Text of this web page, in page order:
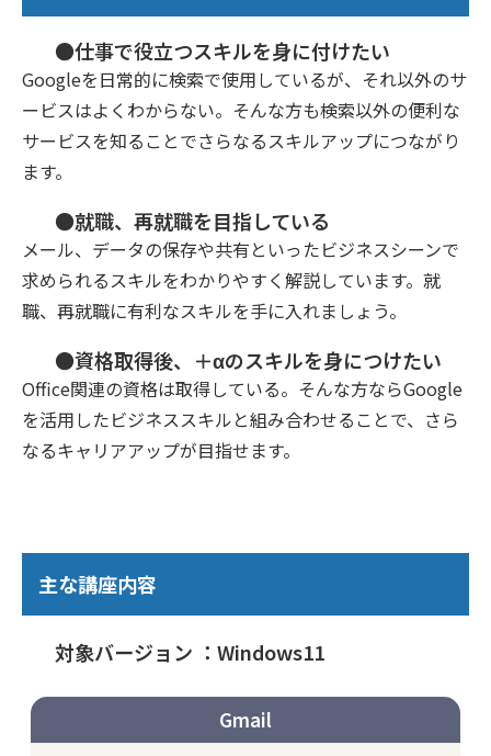
●仕事で役立つスキルを身に付けたい
Googleを日常的に検索で使用しているが、それ以外のサ
ービスはよくわからない。そんな方も検索以外の便利な
サービスを知ることでさらなるスキルアップにつながり
ます。
●就職、再就職を目指している
メール、データの保存や共有といったビジネスシーンで
求められるスキルをわかりやすく解説しています。就
職、再就職に有利なスキルを手に入れましょう。
●資格取得後、＋αのスキルを身につけたい
Office関連の資格は取得している。そんな方ならGoogle
を活用したビジネススキルと組み合わせることで、さら
なるキャリアアップが目指せます。
主な講座内容
対象バージョン ：Windows11
Gmail